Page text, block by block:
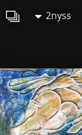
2nyss